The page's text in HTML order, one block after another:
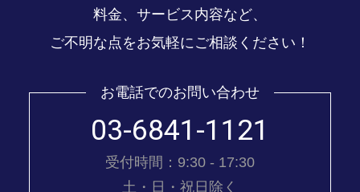
料金、サービス内容など、
ご不明な点をお気軽にご相談ください！
お電話でのお問い合わせ
03-6841-1121
受付時間：9:30 - 17:30
土・日・祝日除く